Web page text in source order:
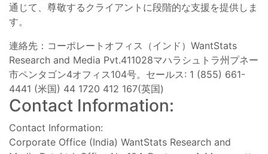
通じて、尊敬するクライアントに段階的な支援を提供しま
す。
連絡先：コーポレートオフィス（インド）WantStats
Research and Media Pvt.411028マハラシュトラ州プネー
市ペンタゴン4オフィス104号。セールス: 1 (855) 661-
4441 (米国) 44 1720 412 167(英国)
Contact Information:
Contact Information:
Corporate Office (India) WantStats Research and